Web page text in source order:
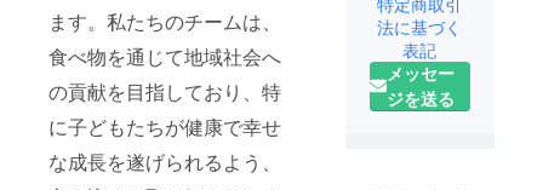
ます。私たちのチームは、
食べ物を通じて地域社会へ
の貢献を目指しており、特
に子どもたちが健康で幸せ
な成長を遂げられるよう、
法に基づく
表記
メッセー
ジを送る